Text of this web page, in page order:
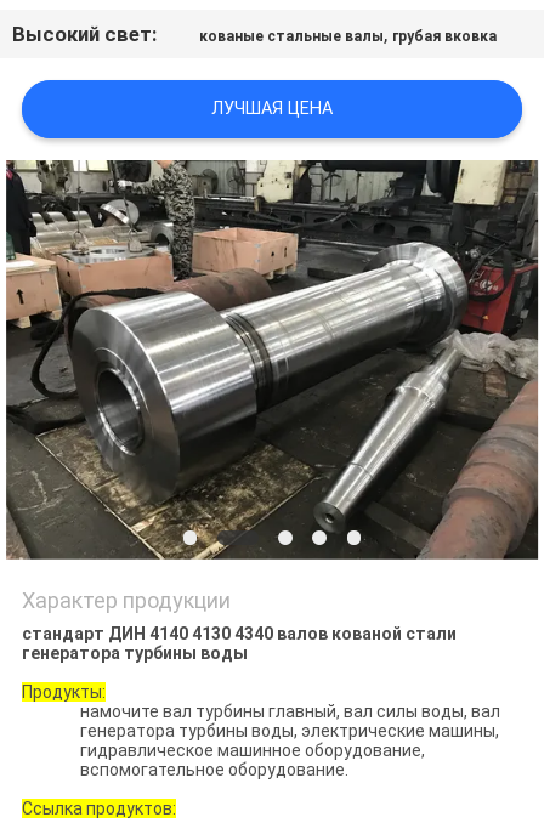
Высокий свет: кованые стальные валы, грубая вковка
ЛУЧШАЯ ЦЕНА
Характер продукции
стандарт ДИН 4140 4130 4340 валов кованой стали
генератора турбины воды
Продукты:
намочите вал турбины главный, вал силы воды, вал
генератора турбины воды, электрические машины,
гидравлическое машинное оборудование,
вспомогательное оборудование.
Ссылка продуктов: